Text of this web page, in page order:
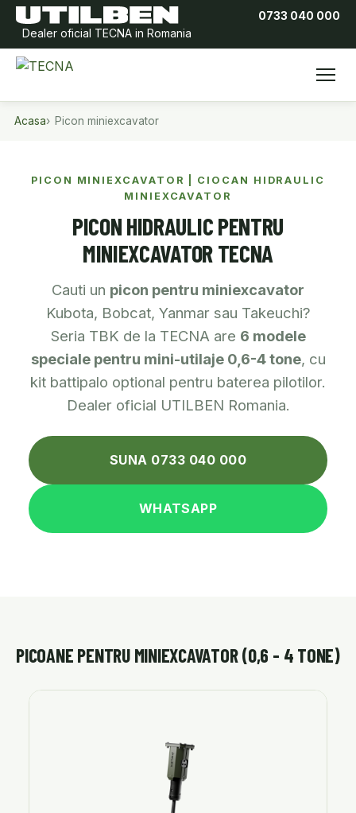
Dealer oficial TECNA in Romania
0733 040 000
Acasa Picon miniexcavator
PICON MINIEXCAVATOR | CIOCAN HIDRAULIC
MINIEXCAVATOR
PICON HIDRAULIC PENTRU
MINIEXCAVATOR TECNA
Cauti un picon pentru miniexcavator
Kubota, Bobcat, Yanmar sau Takeuchi?
Seria TBK de la TECNA are 6 modele
speciale pentru mini-utilaje 0,6-4 tone, cu
kit battipalo optional pentru baterea pilotilor.
Dealer oficial UTILBEN Romania.
SUNA 0733 040 000
WHATSAPP
PICOANE PENTRU MINIEXCAVATOR (0,6 - 4 TONE)